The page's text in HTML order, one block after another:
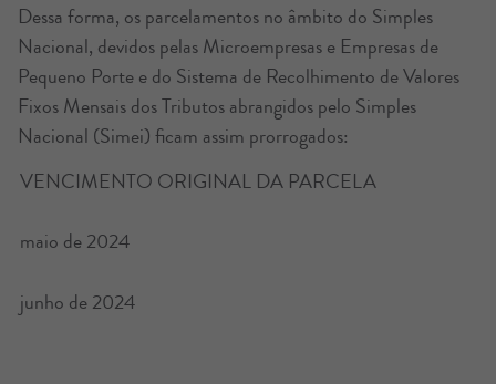
Dessa forma, os parcelamentos no âmbito do Simples
Nacional, devidos pelas Microempresas e Empresas de
Pequeno Porte e do Sistema de Recolhimento de Valores
Fixos Mensais dos Tributos abrangidos pelo Simples
Nacional (Simei) ficam assim prorrogados:
VENCIMENTO ORIGINAL DA PARCELA
maio de 2024
junho de 2024